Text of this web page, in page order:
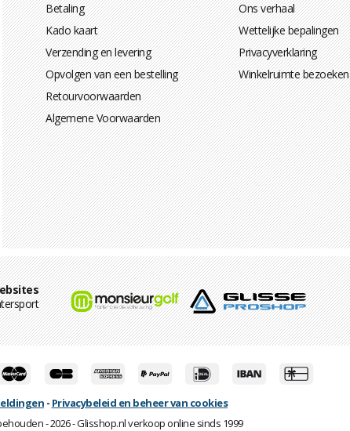
Betaling
Kado kaart
Verzending en levering
Opvolgen van een bestelling
Retourvoorwaarden
Algemene Voorwaarden
Ons verhaal
Wettelijke bepalingen
Privacyverklaring
Winkelruimte bezoeken
- Privacybeleid en beheer van cookies
- 2026 - Glisshop.nl verkoop online sinds 1999